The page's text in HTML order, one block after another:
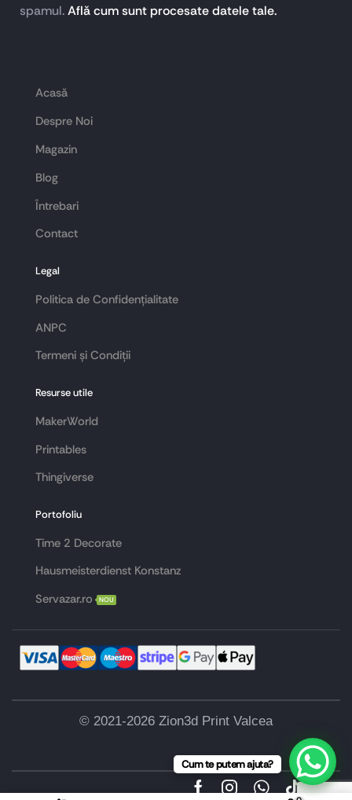
spamul.Află cum sunt procesate datele tale.
Acasă
Despre Noi
Magazin
Blog
Întrebari
Contact
Legal
Politica de Confidențialitate
ANPC
Termeni și Condiții
Resurse utile
MakerWorld
Printables
Thingiverse
Portofoliu
Time 2 Decorate
Hausmeisterdienst Konstanz
Servazar.ro
NOU
© 2021-2026 Zion3d Print Valcea
Cum te putem ajuta?